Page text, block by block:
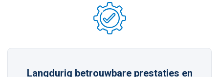
Langdurig betrouwbare prestaties en